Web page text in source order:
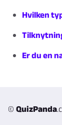
Hvilken
Er du en
© QuizPanda